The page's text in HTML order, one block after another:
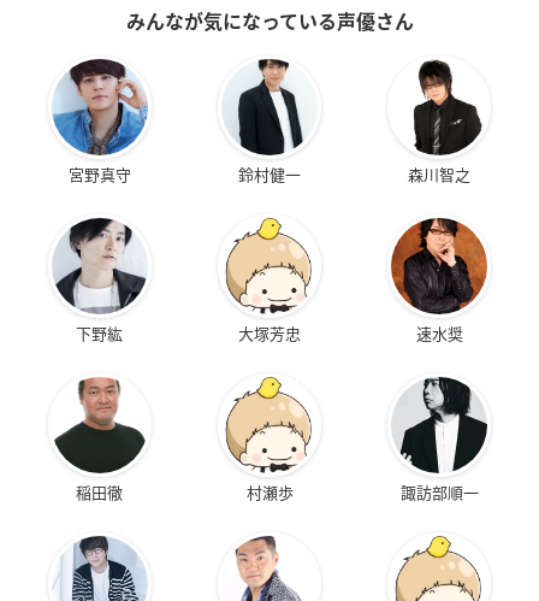
みんなが気になっている声優さん
宮野真守 鈴村健一 森川智之
下野紘 大塚芳忠 速水奨
稲田徹 村瀬歩 諏訪部順一